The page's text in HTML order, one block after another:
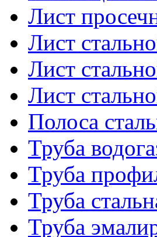
Лист
Лист
Лист
Лист
Полоса
Труба
Труба
Труба
Труба